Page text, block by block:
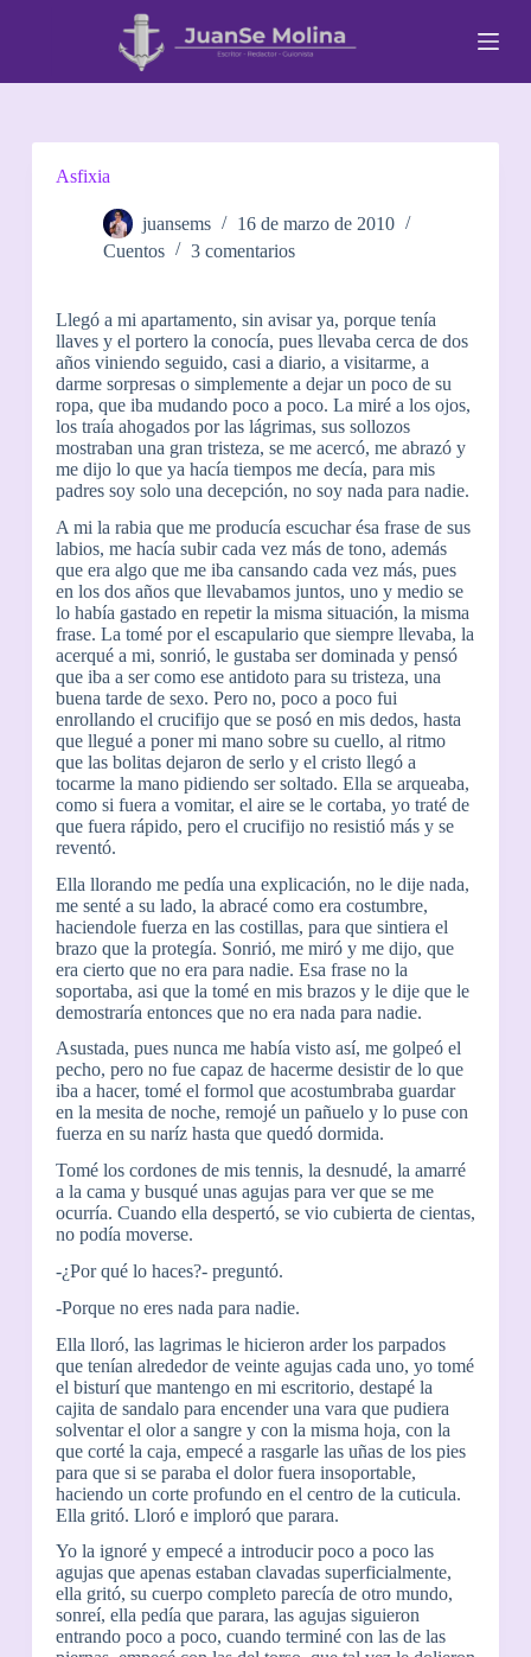
t
Asfixia
juansems
16 de marzo de 2010
Cuentos
3 comentarios
Llegó a mi apartamento, sin avisar ya, porque tenía
llaves y el portero la conocía, pues llevaba cerca de dos
años viniendo seguido, casi a diario, a visitarme, a
darme sorpresas o simplemente a dejar un poco de su
ropa, que iba mudando poco a poco. La miré a los ojos,
los traía ahogados por las lágrimas, sus sollozos
mostraban una gran tristeza, se me acercó, me abrazó y
me dijo lo que ya hacía tiempos me decía, para mis
padres soy solo una decepción, no soy nada para nadie.
A mi la rabia que me producía escuchar ésa frase de sus
labios, me hacía subir cada vez más de tono, además
que era algo que me iba cansando cada vez más, pues
en los dos años que llevabamos juntos, uno y medio se
lo había gastado en repetir la misma situación, la misma
frase. La tomé por el escapulario que siempre llevaba, la
acerqué a mi, sonrió, le gustaba ser dominada y pensó
que iba a ser como ese antidoto para su tristeza, una
buena tarde de sexo. Pero no, poco a poco fui
enrollando el crucifijo que se posó en mis dedos, hasta
que llegué a poner mi mano sobre su cuello, al ritmo
que las bolitas dejaron de serlo y el cristo llegó a
tocarme la mano pidiendo ser soltado. Ella se arqueaba,
como si fuera a vomitar, el aire se le cortaba, yo traté de
que fuera rápido, pero el crucifijo no resistió más y se
reventó.
Ella llorando me pedía una explicación, no le dije nada,
me senté a su lado, la abracé como era costumbre,
haciendole fuerza en las costillas, para que sintiera el
brazo que la protegía. Sonrió, me miró y me dijo, que
era cierto que no era para nadie. Esa frase no la
soportaba, asi que la tomé en mis brazos y le dije que le
demostraría entonces que no era nada para nadie.
Asustada, pues nunca me había visto así, me golpeó el
pecho, pero no fue capaz de hacerme desistir de lo que
iba a hacer, tomé el formol que acostumbraba guardar
en la mesita de noche, remojé un pañuelo y lo puse con
fuerza en su naríz hasta que quedó dormida.
Tomé los cordones de mis tennis, la desnudé, la amarré
a la cama y busqué unas agujas para ver que se me
ocurría. Cuando ella despertó, se vio cubierta de cientas,
no podía moverse.
-¿Por qué lo haces?- preguntó.
-Porque no eres nada para nadie.
Ella lloró, las lagrimas le hicieron arder los parpados
que tenían alrededor de veinte agujas cada uno, yo tomé
el bisturí que mantengo en mi escritorio, destapé la
cajita de sandalo para encender una vara que pudiera
solventar el olor a sangre y con la misma hoja, con la
que corté la caja, empecé a rasgarle las uñas de los pies
para que si se paraba el dolor fuera insoportable,
haciendo un corte profundo en el centro de la cuticula.
Ella gritó. Lloró e imploró que parara.
Yo la ignoré y empecé a introducir poco a poco las
agujas que apenas estaban clavadas superficialmente,
ella gritó, su cuerpo completo parecía de otro mundo,
sonreí, ella pedía que parara, las agujas siguieron
entrando poco a poco, cuando terminé con las de las